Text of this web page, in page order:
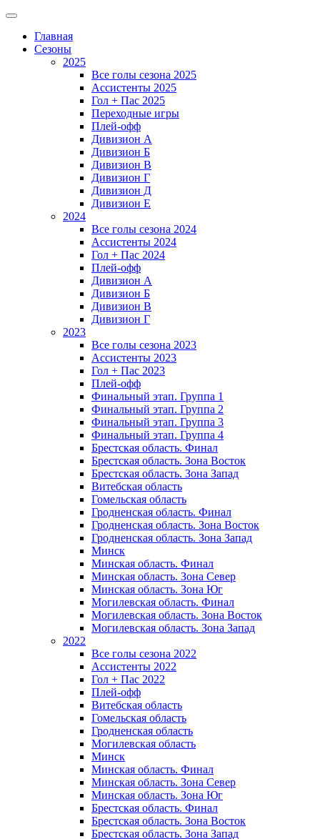
Главная
Сезоны
2025
Все голы сезона 2025
Ассистенты 2025
Гол + Пас 2025
Переходные игры
Плей-офф
Дивизион A
Дивизион Б
Дивизион В
Дивизион Г
Дивизион Д
Дивизион Е
2024
Все голы сезона 2024
Ассистенты 2024
Гол + Пас 2024
Плей-офф
Дивизион A
Дивизион Б
Дивизион В
Дивизион Г
2023
Все голы сезона 2023
Ассистенты 2023
Гол + Пас 2023
Плей-офф
Финальный этап. Группа 1
Финальный этап. Группа 2
Финальный этап. Группа 3
Финальный этап. Группа 4
Брестская область. Финал
Брестская область. Зона Восток
Брестская область. Зона Запад
Витебская область
Гомельская область
Гродненская область. Финал
Гродненская область. Зона Восток
Гродненская область. Зона Запад
Минск
Минская область. Финал
Минская область. Зона Север
Минская область. Зона Юг
Могилевская область. Финал
Могилевская область. Зона Восток
Могилевская область. Зона Запад
2022
Все голы сезона 2022
Ассистенты 2022
Гол + Пас 2022
Плей-офф
Витебская область
Гомельская область
Гродненская область
Могилевская область
Минск
Mинская область. Финал
Минская область. Зона Север
Минская область. Зона Юг
Брестская область. Финал
Брестская область. Зона Восток
Брестская область. Зона Запад